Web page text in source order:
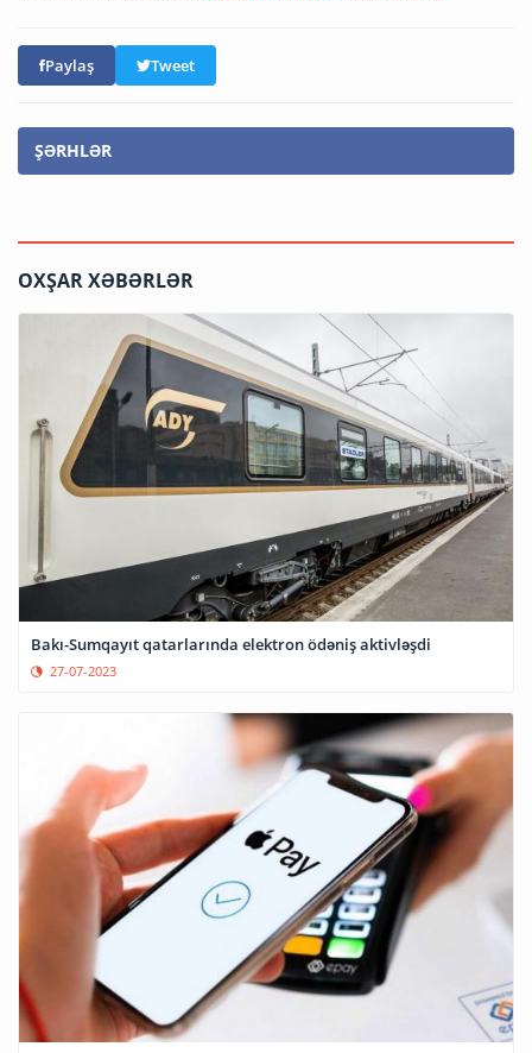
Paylaş Tweet
ŞƏRHLƏR
OXŞAR XƏBƏRLƏR
Bakı-Sumqayıt qatarlarında elektron ödəniş aktivləşdi
27-07-2023